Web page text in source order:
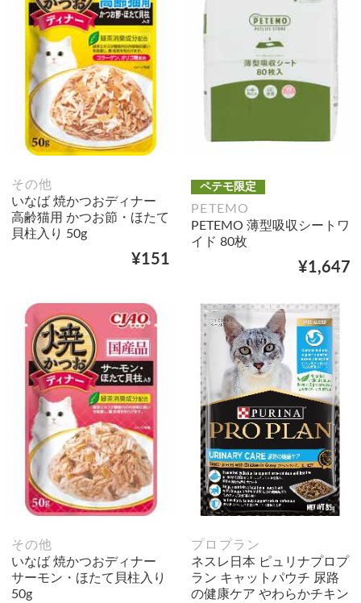
その他
いなば 焼かつおディナー
高齢猫用 かつお節・ほたて
貝柱入り 50g
¥151
ペテモ限定
PETEMO
PETEMO 薄型吸収シートワ
イド 80枚
¥1,647
その他
いなば 焼かつおディナー
サーモン・ほたて貝柱入り
50g
プロプラン
ネスレ日本 ピュリナプロプ
ラン キャットパウチ 尿路
の健康ケア やわらかチキン